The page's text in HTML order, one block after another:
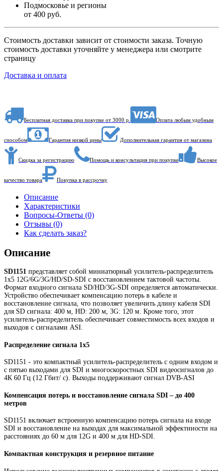
Подмосковье и регионы
от 400 руб.
Стоимость доставки зависит от стоимости заказа. Точную
стоимость доставки уточняйте у менеджера или смотрите
страницу
Доставка и оплата
Бесплатная доставка при покупке от 3000 р. Оплата любым удобным
способом Гарантия низкой цены Дополнительная гарантия от магазина
Скидка за регистрацию Помощь и консультация при покупке Высокое
качество товара Покупка в рассрочку
Описание
Характеристики
Вопросы-Ответы (0)
Отзывы (0)
Как сделать заказ?
Описание
SD1151 представляет собой миниатюрный усилитель-распределитель
1x5 12G/6G/3G/HD/SD-SDI с восстановлением тактовой частоты.
Формат входного сигнала SD/HD/3G-SDI определяется автоматически.
Устройство обеспечивает компенсацию потерь в кабеле и
восстановление сигнала, что позволяет увеличить длину кабеля SDI
для SD сигнала: 400 м, HD: 200 м, 3G: 120 м. Кроме того, этот
усилитель-распределитель обеспечивает совместимость всех входов и
выходов с сигналами ASI.
Распределение сигнала 1x5
SD1151 - это компактный усилитель-распределитель с одним входом и
с пятью выходами для SDI и многоскоростных SDI видеосигналов до
4К 60 Гц (12 Гбит/ с). Выходы поддерживают сигнал DVB-ASI
Компенсация потерь и восстановление сигнала SDI – до 400
метров
SD1151 включает встроенную компенсацию потерь сигнала на входе
SDI и восстановление на выходах для максимальной эффектиности на
расстояниях до 60 м для 12G и 400 м для HD-SDI.
Компактная конструкция и резервное питание